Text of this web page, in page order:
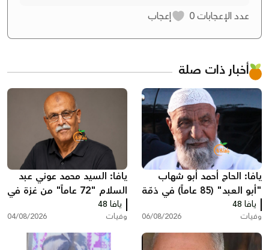
عدد الإعجابات إعجاب
أخبار ذات صلة
يافا: الحاج أحمد أبو شهاب
"أبو العبد" (85 عاماً) في ذمّة
الله
يافا 48
وفيات 06/08/2026
يافا: السيد محمد عوني عبد
السلام "72 عاماً" من غزة في
ذمّة الله
يافا 48
وفيات 04/08/2026